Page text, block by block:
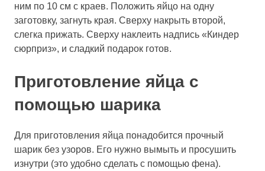
ним по 10 см с краев. Положить яйцо на одну
заготовку, загнуть края. Сверху накрыть второй,
слегка прижать. Сверху наклеить надпись «Киндер
сюрприз», и сладкий подарок готов.
Приготовление яйца с
помощью шарика
Для приготовления яйца понадобится прочный
шарик без узоров. Его нужно вымыть и просушить
изнутри (это удобно сделать с помощью фена).